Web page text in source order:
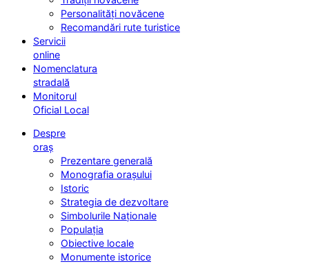
Personalități novăcene
Recomandări rute turistice
Servicii
online
Nomenclatura
stradală
Monitorul
Oficial Local
Despre
oraș
Prezentare generală
Monografia orașului
Istoric
Strategia de dezvoltare
Simbolurile Naționale
Populația
Obiective locale
Monumente istorice